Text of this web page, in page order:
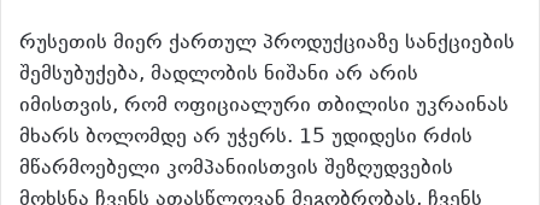
რუსეთის მიერ ქართულ პროდუქციაზე სანქციების
შემსუბუქება, მადლობის ნიშანი არ არის
იმისთვის, რომ ოფიციალური თბილისი უკრაინას
მხარს ბოლომდე არ უჭერს. 15 უდიდესი რძის
მწარმოებელი კომპანიისთვის შეზღუდვების